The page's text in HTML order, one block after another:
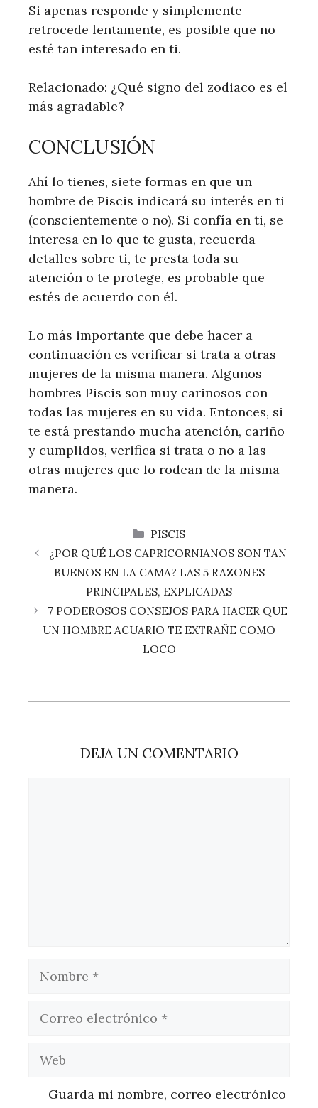
Si apenas responde y simplemente
retrocede lentamente, es posible que no
esté tan interesado en ti.
Relacionado: ¿Qué signo del zodiaco es el
más agradable?
CONCLUSIÓN
Ahí lo tienes, siete formas en que un
hombre de Piscis indicará su interés en ti
(conscientemente o no). Si confía en ti, se
interesa en lo que te gusta, recuerda
detalles sobre ti, te presta toda su
atención o te protege, es probable que
estés de acuerdo con él.
Lo más importante que debe hacer a
continuación es verificar si trata a otras
mujeres de la misma manera. Algunos
hombres Piscis son muy cariñosos con
todas las mujeres en su vida. Entonces, si
te está prestando mucha atención, cariño
y cumplidos, verifica si trata o no a las
otras mujeres que lo rodean de la misma
manera.
CATEGORÍAS
PISCIS
¿POR QUÉ LOS CAPRICORNIANOS SON TAN
BUENOS EN LA CAMA? LAS 5 RAZONES
PRINCIPALES, EXPLICADAS
7 PODEROSOS CONSEJOS PARA HACER QUE
UN HOMBRE ACUARIO TE EXTRAÑE COMO
LOCO
DEJA UN COMENTARIO
Guarda mi nombre, correo electrónico